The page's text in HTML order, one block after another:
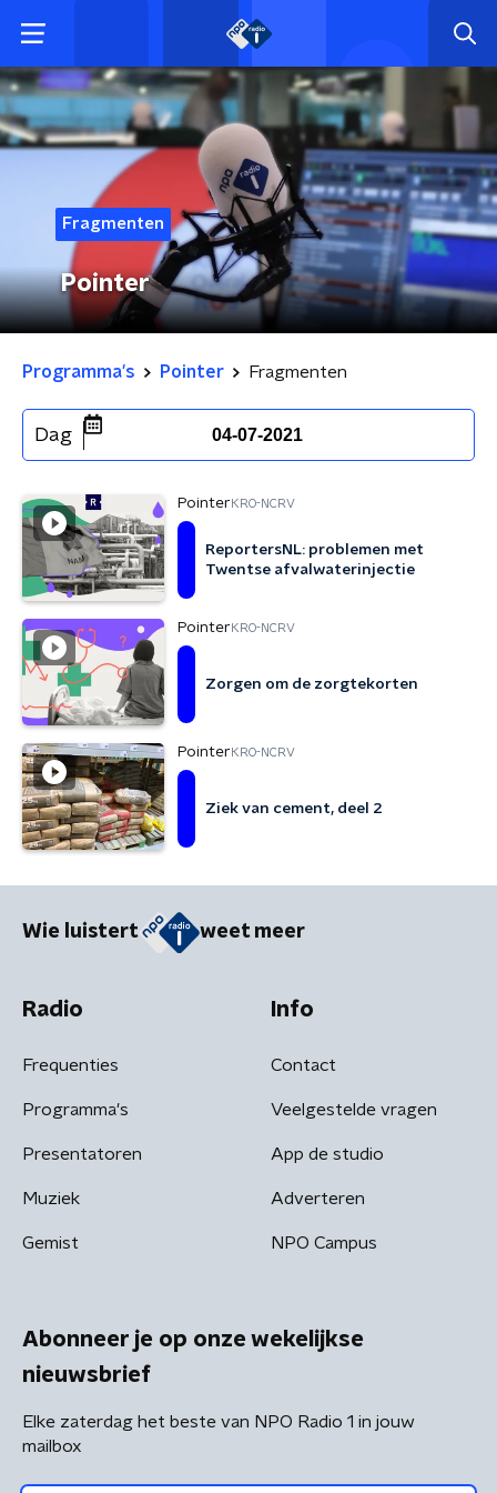
Fragmenten
Pointer
Programma's Pointer Fragmenten
Dag 04-07-2021
Pointer KRO-NCRV
ReportersNL: problemen met
Twentse afvalwaterinjectie
Pointer KRO-NCRV
Zorgen om de zorgtekorten
Pointer KRO-NCRV
Ziek van cement, deel 2
Wie luistert weet meer
Radio
Frequenties
Programma's
Presentatoren
Muziek
Gemist
Info
Contact
Veelgestelde vragen
App de studio
Adverteren
NPO Campus
Abonneer je op onze wekelijkse
nieuwsbrief
Elke zaterdag het beste van NPO Radio 1 in jouw
mailbox